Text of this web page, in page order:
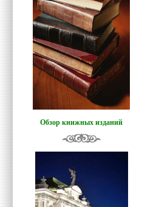
Обзор книжных изданий